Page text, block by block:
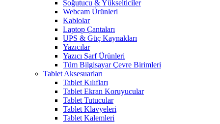
Soğutucu & Yükselticiler
Webcam Ürünleri
Kablolar
Laptop Çantaları
UPS & Güç Kaynakları
Yazıcılar
Yazıcı Sarf Ürünleri
Tüm Bilgisayar Çevre Birimleri
Tablet Aksesuarları
Tablet Kılıfları
Tablet Ekran Koruyucular
Tablet Tutucular
Tablet Klavyeleri
Tablet Kalemleri